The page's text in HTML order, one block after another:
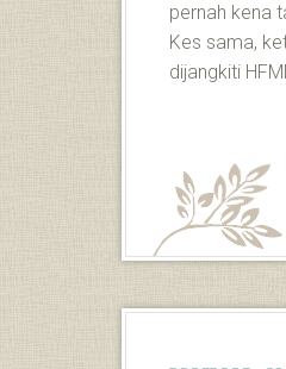
pernah kena
Kes sama,
dijangkiti